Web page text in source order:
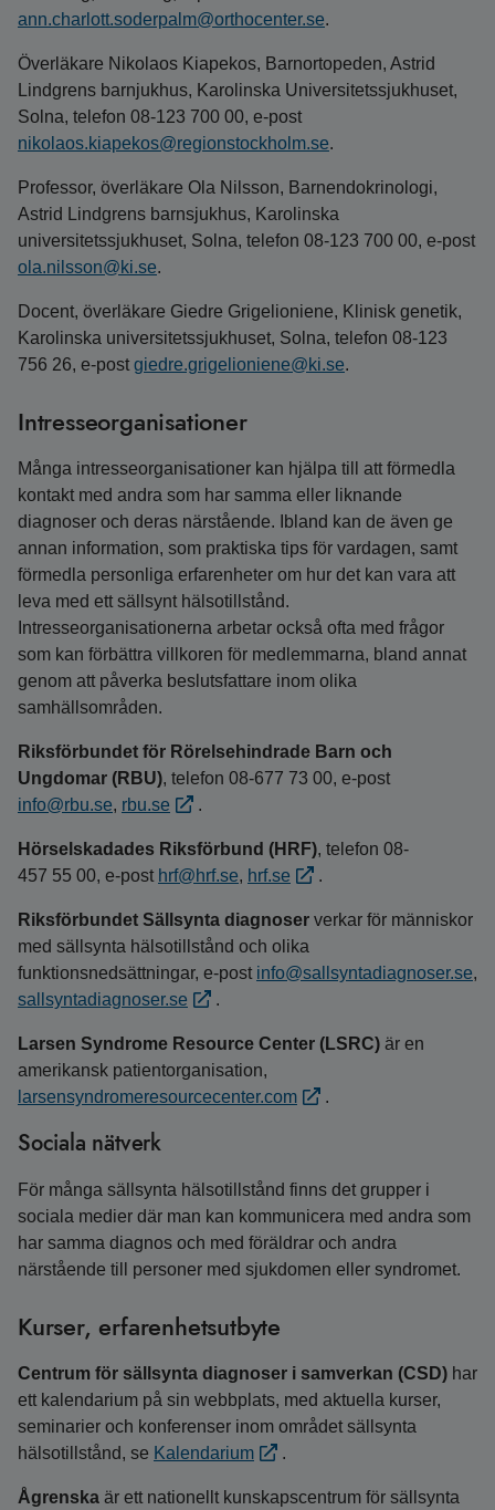
ann.charlott.soderpalm@orthocenter.se.
Överläkare Nikolaos Kiapekos, Barnortopeden, Astrid
Lindgrens barnjukhus, Karolinska Universitetssjukhuset,
Solna, telefon 08-123 700 00, e-post
nikolaos.kiapekos@regionstockholm.se.
Professor, överläkare Ola Nilsson, Barnendokrinologi,
Astrid Lindgrens barnsjukhus, Karolinska
universitetssjukhuset, Solna, telefon 08-123 700 00, e‑post
ola.nilsson@ki.se.
Docent, överläkare Giedre Grigelioniene, Klinisk genetik,
Karolinska universitetssjukhuset, Solna, telefon 08‑123
756 26, e-post giedre.grigelioniene@ki.se.
Intresseorganisationer
Många intresseorganisationer kan hjälpa till att förmedla
kontakt med andra som har samma eller liknande
diagnoser och deras närstående. Ibland kan de även ge
annan information, som praktiska tips för vardagen, samt
förmedla personliga erfarenheter om hur det kan vara att
leva med ett sällsynt hälsotillstånd.
Intresseorganisationerna arbetar också ofta med frågor
som kan förbättra villkoren för medlemmarna, bland annat
genom att påverka beslutsfattare inom olika
samhällsområden.
Riksförbundet för Rörelsehindrade Barn och
Ungdomar (RBU), telefon 08‑677 73 00, e‑post
info@rbu.se, rbu.se .
Hörselskadades Riksförbund (HRF), telefon 08-
457 55 00, e-post hrf@hrf.se, hrf.se .
Riksförbundet Sällsynta diagnoser verkar för människor
med sällsynta hälsotillstånd och olika
funktionsnedsättningar, e‑post info@sallsyntadiagnoser.se,
sallsyntadiagnoser.se
.
Larsen Syndrome Resource Center (LSRC) är en
amerikansk patientorganisation,
larsensyndromeresourcecenter.com
.
Sociala nätverk
För många sällsynta hälsotillstånd finns det grupper i
sociala medier där man kan kommunicera med andra som
har samma diagnos och med föräldrar och andra
närstående till personer med sjukdomen eller syndromet.
Kurser, erfarenhetsutbyte
Centrum för sällsynta diagnoser i samverkan (CSD) har
ett kalendarium på sin webbplats, med aktuella kurser,
seminarier och konferenser inom området sällsynta
hälsotillstånd, se Kalendarium .
Ågrenska är ett nationellt kunskapscentrum för sällsynta